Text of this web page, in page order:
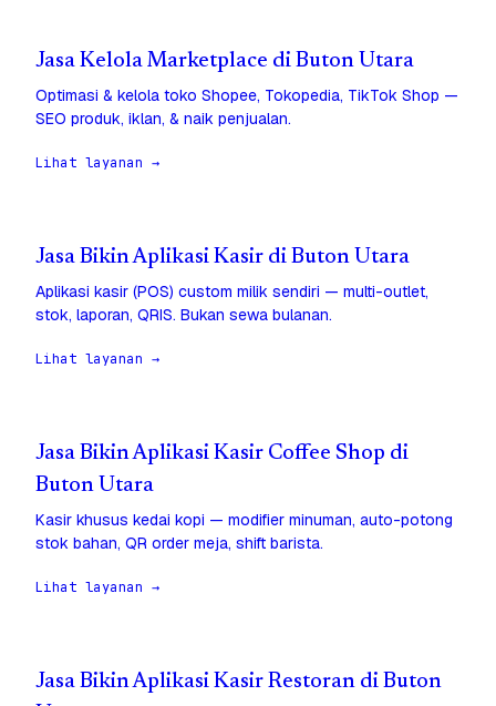
Jasa Kelola Marketplace di Buton Utara
Optimasi & kelola toko Shopee, Tokopedia, TikTok Shop —
SEO produk, iklan, & naik penjualan.
Lihat layanan →
Jasa Bikin Aplikasi Kasir di Buton Utara
Aplikasi kasir (POS) custom milik sendiri — multi-outlet,
stok, laporan, QRIS. Bukan sewa bulanan.
Lihat layanan →
Jasa Bikin Aplikasi Kasir Coffee Shop di
Buton Utara
Kasir khusus kedai kopi — modifier minuman, auto-potong
stok bahan, QR order meja, shift barista.
Lihat layanan →
Jasa Bikin Aplikasi Kasir Restoran di Buton